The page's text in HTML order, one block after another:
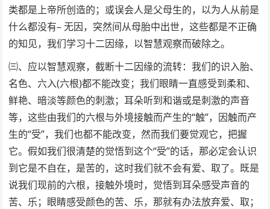
类都是上帝所创造的；或误会人是父母生的，以为人从前是
什么都没有– 无因，突然间从母胎中出世，这些都是不正确
的知见，我们学习十二因缘，以智慧观察而破除之。
㈢、应以智慧观察，截断十二因缘的流转：我们的识入胎、
名色、六入(六根)都不能改变；我们眼睛一直感受到柔和、
鲜艳、暗淡等颜色的刺激；耳朵听到和谐或是刺激的声音
等，这些由我们的六根与外境接触而产生的“触”，因触而产
生的“受”，我们也都不能改变，然而我们要觉观它，把握
它。假如我们很清楚的觉悟到这个“受”的话，那必定会认识
到它是不自在，是苦的，这时我们就不会有爱、取了。既是
说我们现前的六根，接触外境时，觉悟到耳朵感受声音的
苦、乐；眼睛感受颜色的苦、乐，那就有办法放弃爱、取；